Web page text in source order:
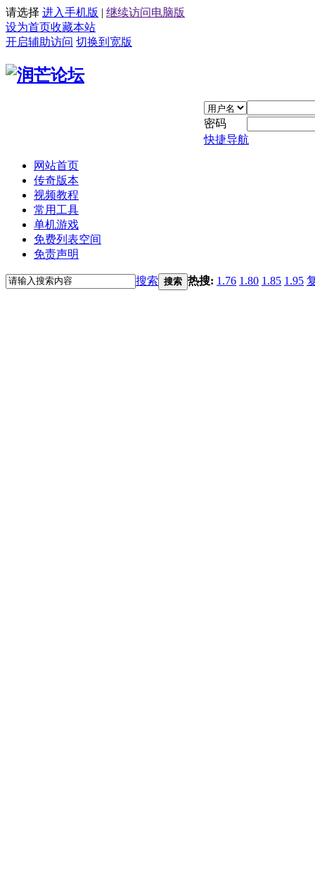
请选择 进入手机版 | 继续访问电脑版
设为首页收藏本站
开启辅助访问 切换到宽版
密码
快捷导航
网站首页
传奇版本
视频教程
常用工具
单机游戏
免费列表空间
免责声明
搜索 搜索 热搜: 1.76 1.80 1.85 1.95